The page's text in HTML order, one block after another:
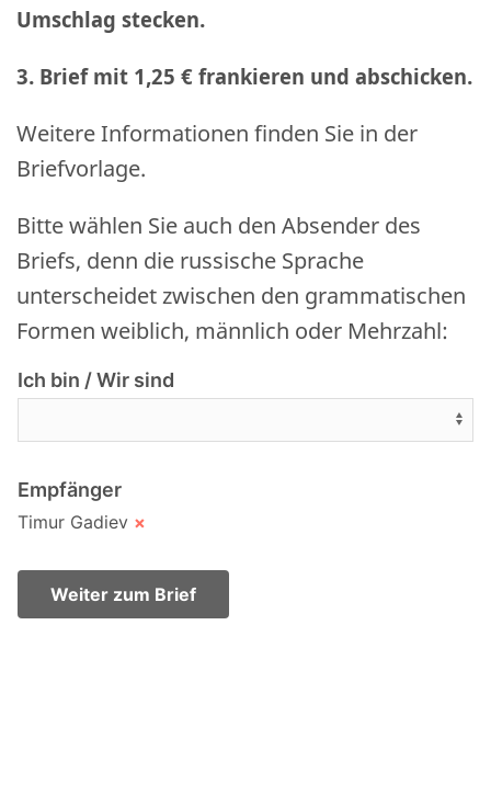
Umschlag stecken.
3. Brief mit 1,25 € frankieren und abschicken.
Weitere Informationen finden Sie in der
Briefvorlage.
Bitte wählen Sie auch den Absender des
Briefs, denn die russische Sprache
unterscheidet zwischen den grammatischen
Formen weiblich, männlich oder Mehrzahl:
Ich bin / Wir sind
Empfänger
Timur Gadiev ×
Weiter zum Brief